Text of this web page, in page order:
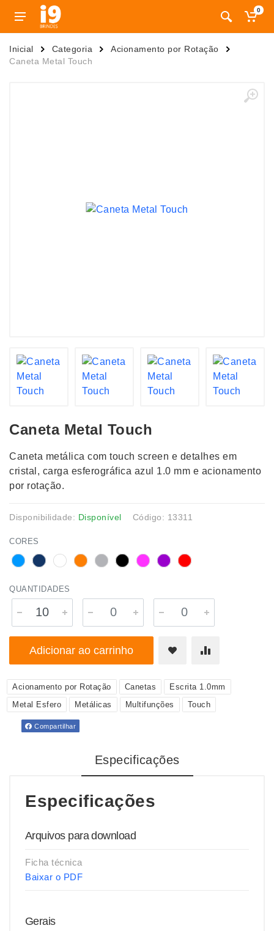
0
Inicial Categoria
Acionamento por Rotação
Caneta Metal Touch
Caneta Metal Touch
Caneta metálica com touch screen e detalhes em
cristal, carga esferográfica azul 1.0 mm e acionamento
por rotação.
Disponibilidade: Disponível Código: 13311
CORES
QUANTIDADES
Adicionar ao carrinho
Acionamento por Rotação Canetas
Escrita 1.0mm
Metal Esfero
Metálicas Multifunções Touch
Compartilhar
Especificações
Especificações
Arquivos para download
Ficha técnica
Baixar o PDF
Gerais